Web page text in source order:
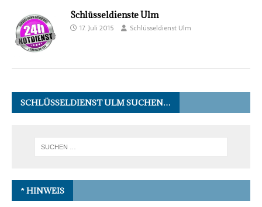
Schlüsseldienste Ulm
17. Juli 2015 Schlüsseldienst Ulm
SCHLÜSSELDIENST ULM SUCHEN…
* HINWEIS